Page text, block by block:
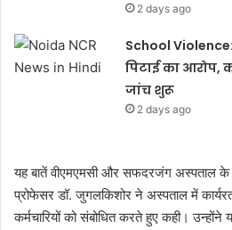
2 days ago
School
पिटाई का
जांच शुरू
2 days ago
यह बातें वीएमएमसी और सफदरजंग अस्पताल के
प्रोफेसर डॉ. जुगलकिशोर ने अस्पताल में कार्यरत
कर्मचारियों को संबोधित करते हुए कही। उन्होंने